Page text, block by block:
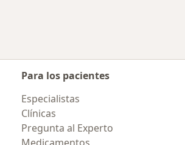
Para los pacientes
Especialistas
Clínicas
Pregunta al Experto